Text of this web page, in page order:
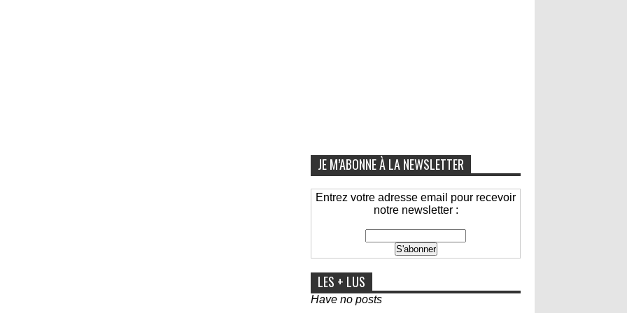
JE M’ABONNE À LA NEWSLETTER
Entrez votre adresse email pour recevoir
notre newsletter :
LES + LUS
Have no posts